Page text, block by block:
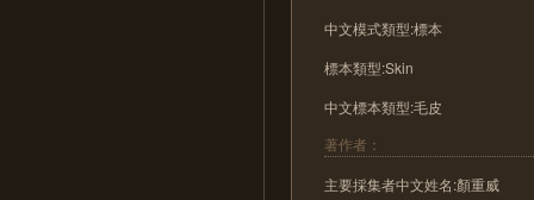
中文模式類型:標本
標本類型:Skin
中文標本類型:毛皮
著作者：
主要採集者中文姓名:顏重威